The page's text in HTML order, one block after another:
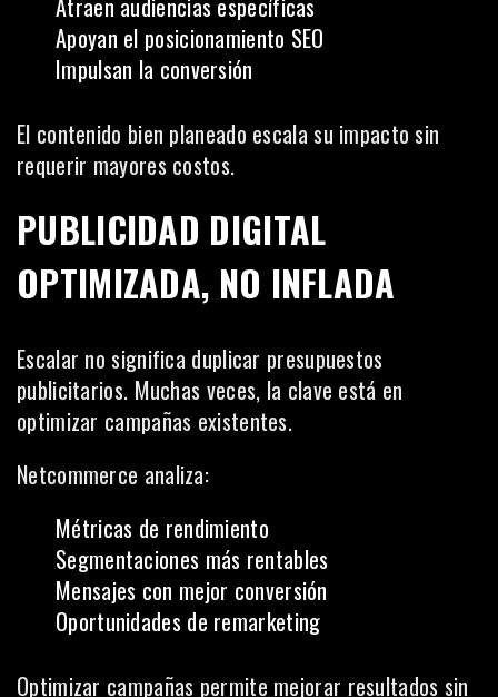
Apoyan el posicionamiento SEO
Impulsan la conversión
El contenido bien planeado escala su impacto sin
requerir mayores costos.
PUBLICIDAD DIGITAL
OPTIMIZADA, NO INFLADA
Escalar no significa duplicar presupuestos
publicitarios. Muchas veces, la clave está en
optimizar campañas existentes.
Netcommerce analiza:
Métricas de rendimiento
Segmentaciones más rentables
Mensajes con mejor conversión
Oportunidades de remarketing
Optimizar campañas permite mejorar resultados sin